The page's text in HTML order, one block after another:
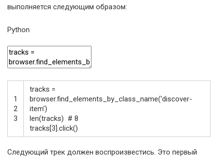
выполняется следующим образом:
Python
1
2
3
tracks =
browser.find_elements_by_class_name('discover-
item')
len(tracks) # 8
tracks[3] click()
Следующий трек должен воспроизвестись. Это первый